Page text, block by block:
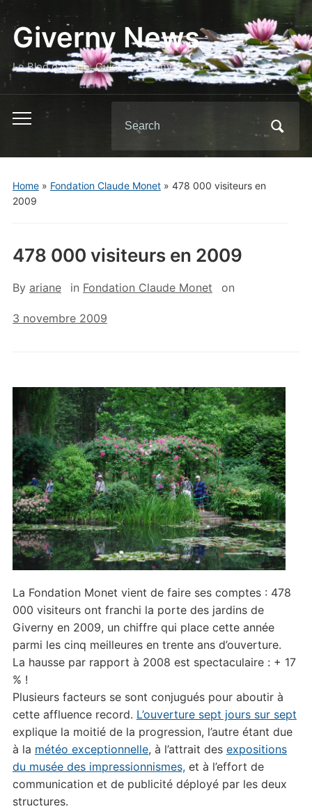
Giverny News
Le Blog d'Ariane, Guide à Giverny
Toggle
menu
for:
Home» Fondation Claude Monet» 478 000 visiteurs en
2009
478 000 visiteurs en 2009
By ariane in Fondation Claude Monet on
3 novembre 2009
La Fondation Monet vient de faire ses comptes : 478
000 visiteurs ont franchi la porte des jardins de
Giverny en 2009, un chiffre qui place cette année
parmi les cinq meilleures en trente ans d’ouverture.
La hausse par rapport à 2008 est spectaculaire : + 17
% !
Plusieurs facteurs se sont conjugués pour aboutir à
cette affluence record. L’ouverture sept jours sur sept
explique la moitié de la progression, l’autre étant due
à la météo exceptionnelle, à l’attrait des expositions
du musée des impressionnismes,et à l’effort de
communication et de publicité déployé par les deux
structures.